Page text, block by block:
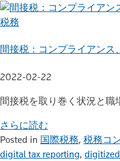
税務
間接税：コンプライアンス
2022-02-22
間接税を取り巻く状況と
さらに読む
Posted in 国際税務, 税務コ
digital tax reporting,